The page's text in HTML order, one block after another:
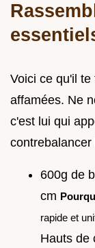
Voici ce qu'il
affamées. Ne
c'est lui qui
600g de
cm
rapide et
Hauts de